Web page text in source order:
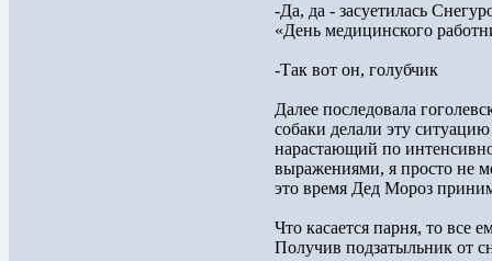
-Да, да - засуетилась
«День медицинского
-Так вот он, голубчик
Далее последовала
собаки делали эту
нарастающий по
выражениями, я просто не
это время Дед Мороз
Что касается парня, то все
Получив подзатыльник от